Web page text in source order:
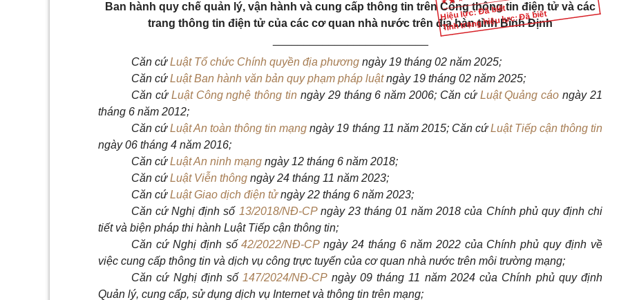
Hiệu lực: Đã biết
Tình trạng hiệu lực: Đã biết
Ban hành quy chế quản lý, vận hành và cung cấp thông tin trên Cổng thông tin điện tử và các
trang thông tin điện tử của các cơ quan nhà nước trên địa bàn tỉnh Bình Định
Căn cứLuật Tổ chức Chính quyền địa phương ngày 19 tháng 02 năm 2025;
Căn cứLuật Ban hành văn bản quy phạm pháp luậtngày 19 tháng 02 năm 2025;
Căn cứ Luật Công nghệ thông tin ngày 29 tháng 6 năm 2006; Căn cứLuật Quảng cáongày 21
tháng 6 năm 2012;
Căn cứLuật An toàn thông tin mạngngày 19 tháng 11 năm 2015; Căn cứLuật Tiếp cận thông tin
ngày 06 tháng 4 năm 2016;
Căn cứLuật An ninh mạng ngày 12 tháng 6 năm 2018;
Căn cứLuật Viễn thông ngày 24 tháng 11 năm 2023;
Căn cứLuật Giao dịch điện tửngày 22 tháng 6 năm 2023;
Căn cứ Nghị định số 13/2018/NĐ-CPngày 23 tháng 01 năm 2018 của Chính phủ quy định chi
tiết và biện pháp thi hành Luật Tiếp cận thông tin;
Căn cứ Nghị định số42/2022/NĐ-CPngày 24 tháng 6 năm 2022 của Chính phủ quy định về
việc cung cấp thông tin và dịch vụ công trực tuyến của cơ quan nhà nước trên môi trường mạng;
Căn cứ Nghị định số 147/2024/NĐ-CPngày 09 tháng 11 năm 2024 của Chính phủ quy định
Quản lý, cung cấp, sử dụng dịch vụ Internet và thông tin trên mạng;